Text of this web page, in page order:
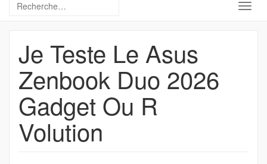
Je Teste Le Asus
Zenbook Duo 2026
Gadget Ou R
Volution